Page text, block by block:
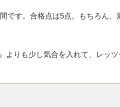
間です。合格点は5点。もちろん
』よりも少し気合を入れて、レッツ